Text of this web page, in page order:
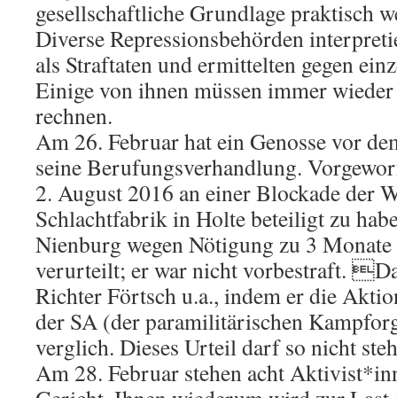
gesellschaftliche Grundlage praktisch
Diverse Repressionsbehörden
als Straftaten und ermittelten gegen
Einige von ihnen müssen immer
rechnen.
Am 26. Februar hat ein Genosse vor
seine Berufungsverhandlung.
2. August 2016 an einer Blockade der
Schlachtfabrik in Holte beteiligt zu
Nienburg wegen Nötigung zu 3
verurteilt; er war nicht vorbestraft.
Richter Förtsch u.a., indem er die
der SA (der paramilitärischen
verglich. Dieses Urteil darf so nicht
Am 28. Februar stehen acht